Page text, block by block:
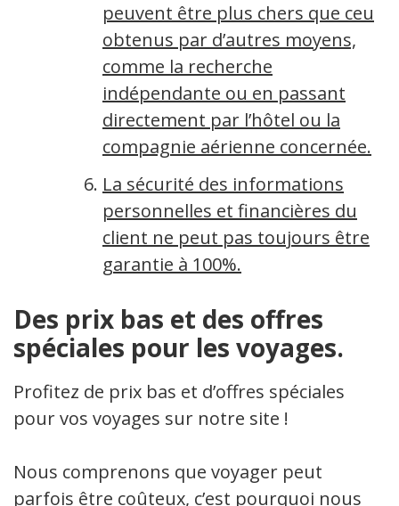
peuvent être plus chers que ceux
obtenus par d’autres moyens,
comme la recherche
indépendante ou en passant
directement par l’hôtel ou la
compagnie aérienne concernée.
La sécurité des informations
personnelles et financières du
client ne peut pas toujours être
garantie à 100%.
Des prix bas et des offres
spéciales pour les voyages.
Profitez de prix bas et d’offres spéciales
pour vos voyages sur notre site !
Nous comprenons que voyager peut
parfois être coûteux, c’est pourquoi nous